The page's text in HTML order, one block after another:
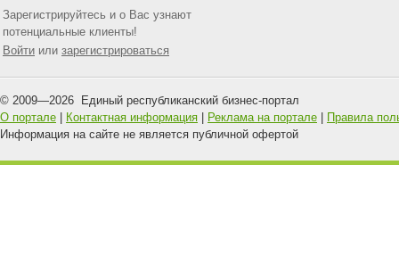
Зарегистрируйтесь и о Вас узнают
потенциальные клиенты!
Войти или зарегистрироваться
© 2009—2026 Единый республиканский бизнес-портал
О портале
Контактная информация Реклама на портале
Правила
Информация на сайте не является публичной офертой